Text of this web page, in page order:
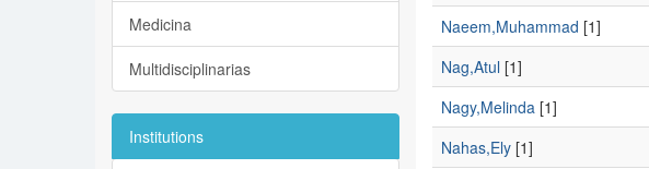
Naeem,Muhammad [1]
Nag,Atul[1]
Nagy,Melinda[1]
Nahas,Ely[1]
Medicina
Multidisciplinarias
Institutions